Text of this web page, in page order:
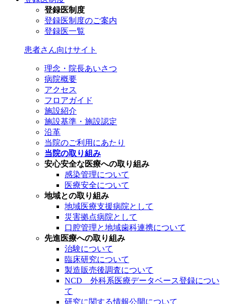
登録医制度
登録医制度のご案内
登録医一覧
患者さん向けサイト
理念・院長あいさつ
病院概要
アクセス
フロアガイド
施設紹介
施設基準・施設認定
沿革
当院のご利用にあたり
当院の取り組み
安心安全な医療への取り組み
感染管理について
医療安全について
地域との取り組み
地域医療支援病院として
災害拠点病院として
口腔管理と地域歯科連携について
先進医療への取り組み
治験について
臨床研究について
製造販売後調査について
NCD 外科系医療データベース登録につい
て
研究に関する情報公開について